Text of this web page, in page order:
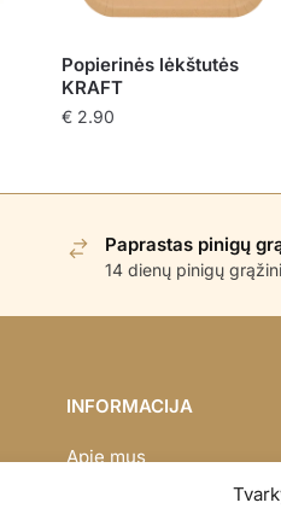
Popierinės lėkštutės
KRAFT
€ 2.90
Paprastas pinigų
14 dienų pinigų
INFORMACIJA
Apie mus